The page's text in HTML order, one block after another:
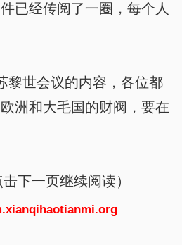
已经传阅了一圈，每个人
世会议的内容，各位都
洲和大毛国的财阀，要在
下一页继续阅读）